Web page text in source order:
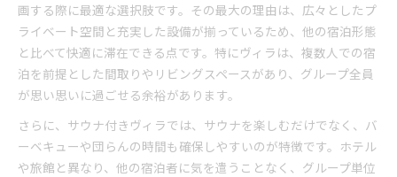
画する際に最適な選択肢です。その最大の理由は、広々としたプ
ライベート空間と充実した設備が揃っているため、他の宿泊形態
と比べて快適に滞在できる点です。特にヴィラは、複数人での宿
泊を前提とした間取りやリビングスペースがあり、グループ全員
が思い思いに過ごせる余裕があります。
さらに、サウナ付きヴィラでは、サウナを楽しむだけでなく、バ
ーベキューや団らんの時間も確保しやすいのが特徴です。ホテル
や旅館と異なり、他の宿泊者に気を遣うことなく、グループ単位